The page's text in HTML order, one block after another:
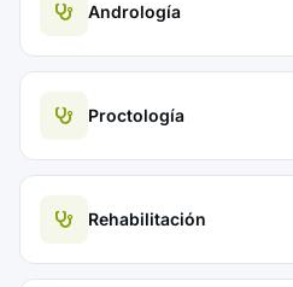
Andrología
Proctología
Rehabilitación